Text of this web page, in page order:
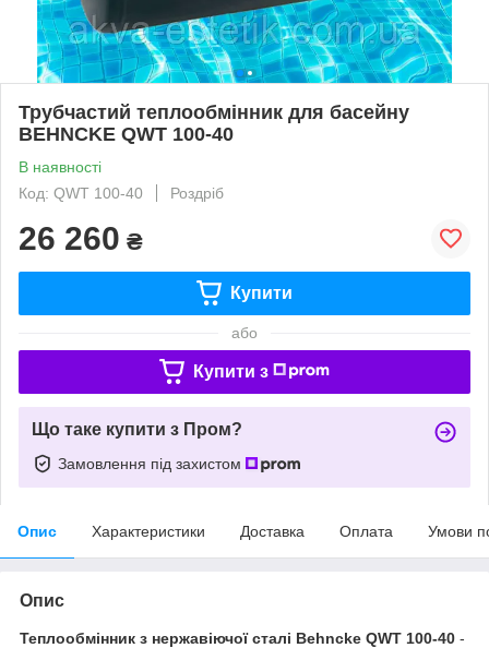
Трубчастий теплообмінник для басейну
BEHNCKE QWT 100-40
В наявності
Код: QWT 100-40
Роздріб
26 260 ₴
Купити
або
Купити з
Що таке купити з Пром?
Замовлення під захистом
Опис Характеристики Доставка Оплата Умови
Опис
Теплообмінник з нержавіючої сталі Behncke QWT 100-40 -